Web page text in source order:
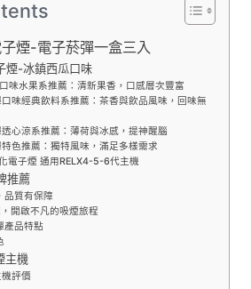
煙-電子菸彈一盒三入
煙-冰鎮西瓜口味
味水果系推薦：清新果香，口感層次豐富
味經典飲料系推薦：茶香與飲品風味，回味無
心涼系推薦：薄荷與冰感，提神醒腦
色推薦：獨特風味，滿足多樣需求
電子煙 通用RELX4-5-6代主機
推薦
品質有保障
開啟不凡的吸煙旅程
產品特點
主機
評價